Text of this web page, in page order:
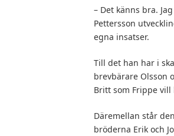
– Det känns bra.
Pettersson
egna insatser.
Till det han har i
brevbärare Olsson
Britt som Frippe vill
Däremellan står
bröderna Erik och